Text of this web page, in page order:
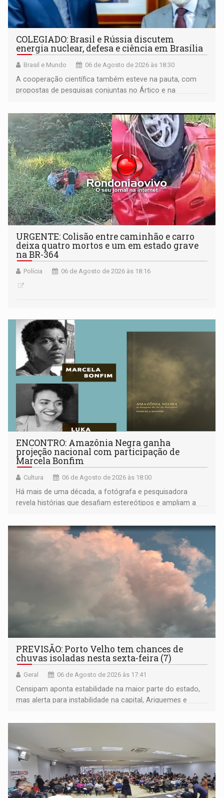
COLEGIADO: Brasil e Rússia discutem
energia nuclear, defesa e ciência em Brasília
Brasil e Mundo 06 de Agosto de 2026 às 18:30
A cooperação científica também esteve na pauta, com
propostas de pesquisas conjuntas no Ártico e na
URGENTE: Colisão entre caminhão e carro
deixa quatro mortos e um em estado grave
na BR-364
Polícia 06 de Agosto de 2026 às 18:16
ENCONTRO: Amazônia Negra ganha
projeção nacional com participação de
Marcela Bonfim
Cultura 06 de Agosto de 2026 às 18:00
Há mais de uma década, a fotógrafa e pesquisadora
revela histórias que desafiam estereótipos e ampliam a
negras
PREVISÃO: Porto Velho tem chances de
chuvas isoladas nesta sexta-feira (7)
Geral 06 de Agosto de 2026 às 17:41
Censipam aponta estabilidade na maior parte do estado,
mas alerta para instabilidade na capital, Ariquemes e